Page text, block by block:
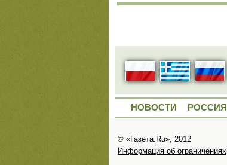
НОВОСТИ РОССИЯ
© «Газета.Ru», 2012
Информация об ограничениях